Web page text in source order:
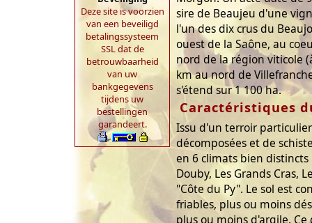
Deze site is voorzien
van een beveiligd
betalingssysteem
SSL dat de
betrouwbaarheid
van uw
bankgegevens
tijdens uw
bestellingen
garandeert.
sire de Beaujeu d'une
l'un des dix crus du
ouest de la Saône, au
nord de la région viticole
km au nord de
s'étend sur 1 100 ha.
Caractéristiques
Issu d'un terroir
décomposées et de
en 6 climats bien distincts
Douby, Les Grands Cras,
"Côte du Py". Le sol est
friables, plus ou moins
plus ou moins d'argile.